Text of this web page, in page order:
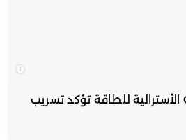
شركة Origin Energy الأسترالية للطاقة تؤكد تسريب